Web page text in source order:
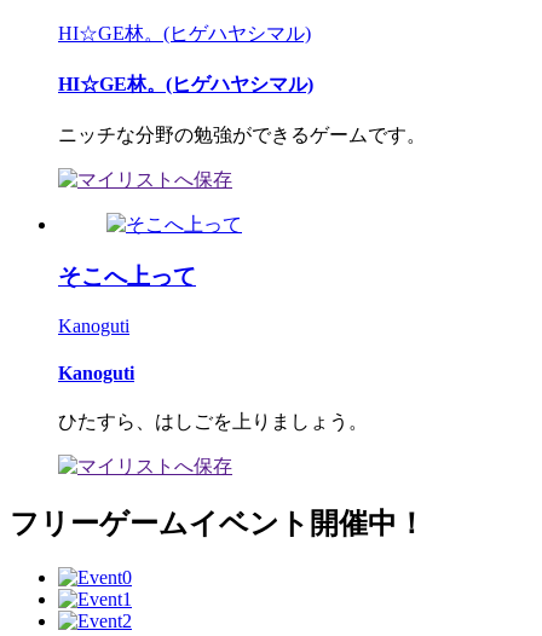
HI☆GE林。(ヒゲハヤシマル)
HI☆GE林。(ヒゲハヤシマル)
ニッチな分野の勉強ができるゲームです。
そこへ上って
Kanoguti
Kanoguti
ひたすら、はしごを上りましょう。
フリーゲームイベント開催中！